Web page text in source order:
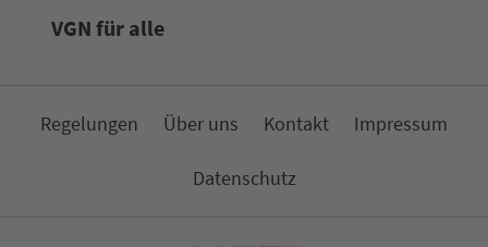
VGN für alle
Re­ge­lungen Über uns Kon­takt Impressum
Da­ten­schutz